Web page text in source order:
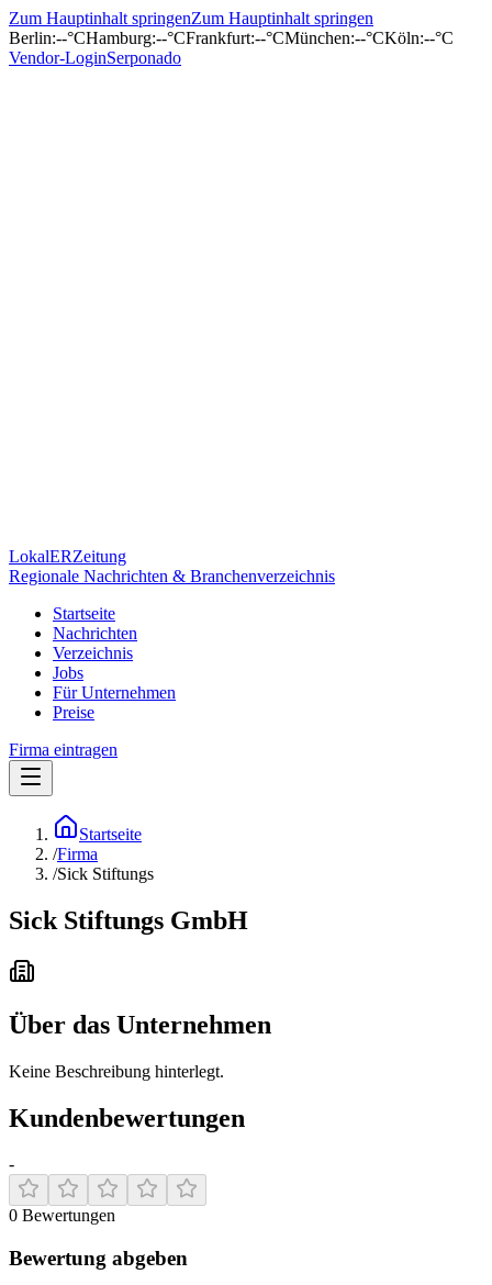
Zum Hauptinhalt springenZum Hauptinhalt springen
Berlin:--°CHamburg:--°CFrankfurt:--°CMünchen:--°CKöln:--°C
Vendor-LoginSerponado
LokalERZeitung
Regionale Nachrichten & Branchenverzeichnis
Startseite
Nachrichten
Verzeichnis
Jobs
Für Unternehmen
Preise
Firma eintragen
Startseite
/Firma
/Sick Stiftungs
Sick Stiftungs GmbH
Über das Unternehmen
Keine Beschreibung hinterlegt.
Kundenbewertungen
-
0 Bewertungen
Bewertung abgeben